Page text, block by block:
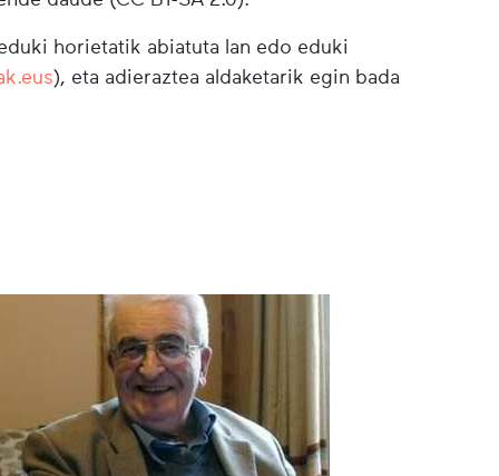
horietatik abiatuta lan edo eduki
), eta adieraztea aldaketarik egin bada